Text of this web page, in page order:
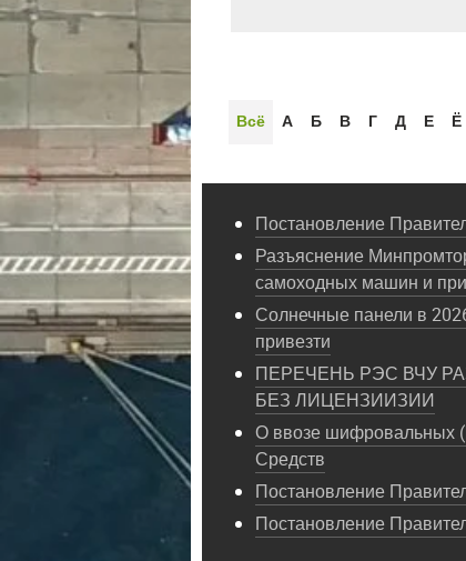
Всё А Б В Г Д Е Ё
Постановление
Разъяснение
самоходных машин и
Солнечные панели в
привезти
ПЕРЕЧЕНЬ РЭС ВЧУ
БЕЗ ЛИЦЕНЗИИЗИИ
О ввозе шифровальных
Средств
Постановление
Постановление